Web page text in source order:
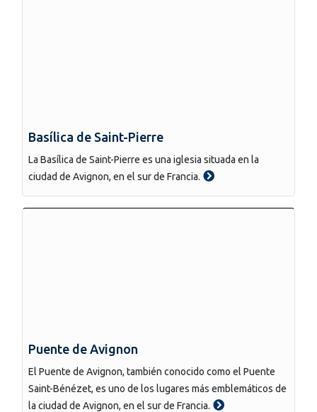
Basílica de Saint-Pierre
La Basílica de Saint-Pierre es una iglesia situada en la
ciudad de Avignon, en el sur de Francia.
Puente de Avignon
El Puente de Avignon, también conocido como el Puente
Saint-Bénézet, es uno de los lugares más emblemáticos de
la ciudad de Avignon, en el sur de Francia.